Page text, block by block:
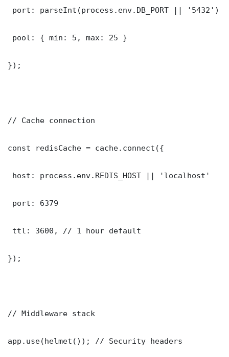
port: parseInt(process.env.DB_PORT || '5432')
pool: { min: 5, max: 25 }
});
// Cache connection
const redisCache = cache.connect({
host: process.env.REDIS_HOST || 'localhost'
port: 6379
ttl: 3600, // 1 hour default
});
// Middleware stack
app.use(helmet()); // Security headers